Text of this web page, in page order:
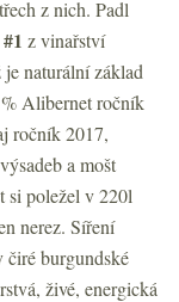
z nich. Padl
z vinařství
je naturální základ
Alibernet ročník
ročník 2017,
a mošt
si poležel v 220l
nerez. Síření
burgundské
živé, energická